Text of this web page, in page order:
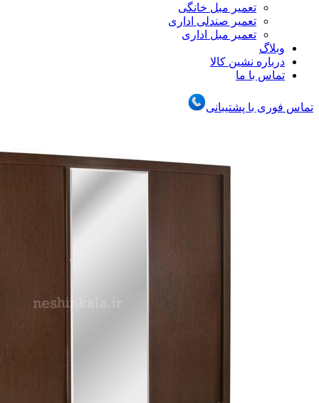
تعمیر مبل خانگی
تعمیر صندلی اداری
تعمیر مبل اداری
وبلاگ
درباره نشین کالا
تماس با ما
تماس فوری با پشتیبانی